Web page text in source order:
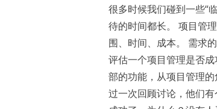
很多时候我们碰到一些“
待的时间都长。 项目管
围、时间、成本。 需求
评估一个项目管理是否
部的功能，从项目管理
过一次回顾讨论，他们